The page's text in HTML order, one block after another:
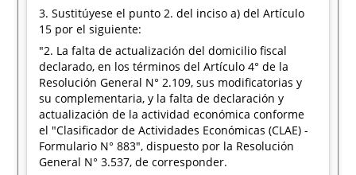
3. Sustitúyese el punto 2. del inciso a) del Artículo
15 por el siguiente:
"2. La falta de actualización del domicilio fiscal
declarado, en los términos del Artículo 4° de la
Resolución General N° 2.109, sus modificatorias y
su complementaria, y la falta de declaración y
actualización de la actividad económica conforme
el "Clasificador de Actividades Económicas (CLAE) -
Formulario N° 883", dispuesto por la Resolución
General N° 3.537, de corresponder.